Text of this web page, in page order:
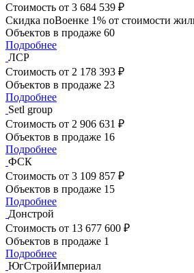
Стоимость от 3 684 539 ₽
Скидка поВоенке 1% от стоимости
Объектов в продаже 60
Подробнее
ЛСР
Стоимость от 2 178 393 ₽
Объектов в продаже 23
Подробнее
Setl group
Стоимость от 2 906 631 ₽
Объектов в продаже 16
Подробнее
ФСК
Стоимость от 3 109 857 ₽
Объектов в продаже 15
Подробнее
Донстрой
Стоимость от 13 677 600 ₽
Объектов в продаже 1
Подробнее
ЮгСтройИмпериал